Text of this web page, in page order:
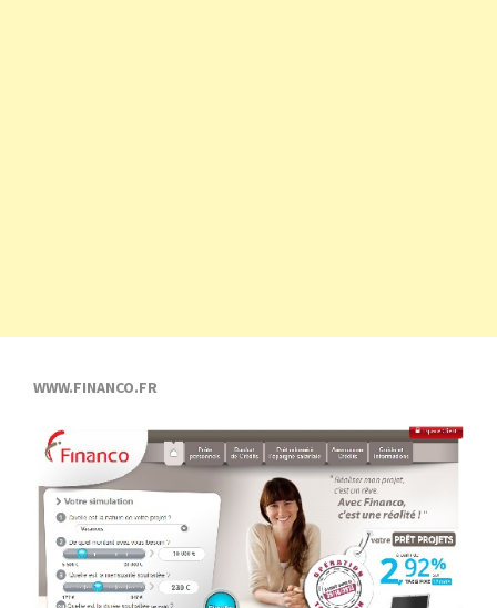
WWW.FINANCO.FR